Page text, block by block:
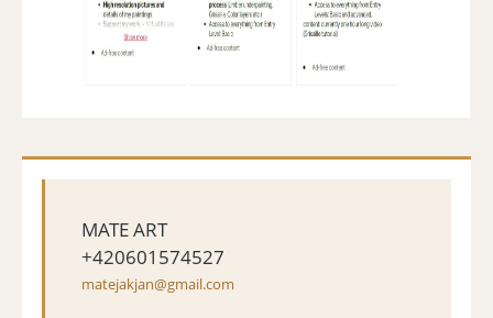
MATE ART
+420601574527
matejakjan@gmail.com